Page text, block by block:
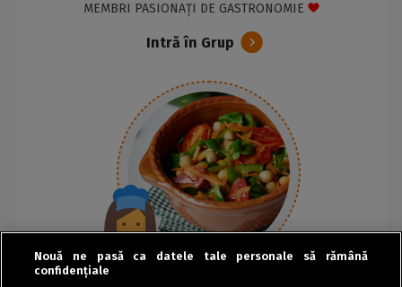
MEMBRI PASIONAȚI DE GASTRONOMIE
Intră în Grup
Nouă ne pasă ca datele tale personale să rămână
confidențiale